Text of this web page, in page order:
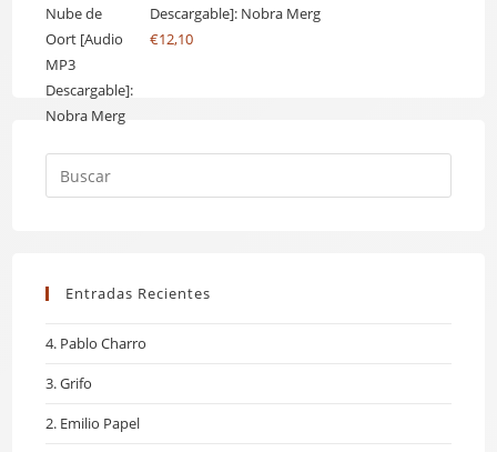
Descargable]: Nobra Merg
€12,10
Entradas Recientes
4. Pablo Charro
3. Grifo
2. Emilio Papel